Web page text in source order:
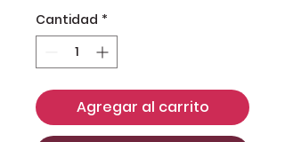
Cantidad *
Agregar al carrito